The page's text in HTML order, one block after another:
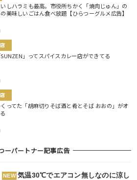
しハラミも最高。市役所ちかく「焼肉じゅん」の
美味しいごはん食べ放題【ひらつーグルメ広告】
」ってスパイスカレー店ができてる
ってた「胡麻切りそば酒と肴とそば おおの」がオ
ーパートナー記事広告
NEW 気温30℃でエアコン無しなのに涼し